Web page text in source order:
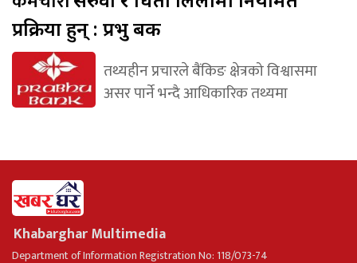
प्रक्रिया हुन् : प्रभु बैंक
तथ्यहीन प्रचारले बैंकिङ क्षेत्रको विश्वासमा
असर पार्ने भन्दै आधिकारिक तथ्यमा
Khabarghar Multimedia
Department of Information Registration No: 118/073-74